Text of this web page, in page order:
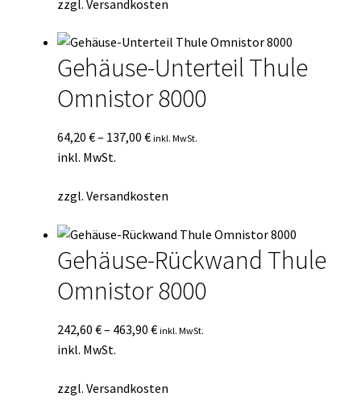
zzgl. Versandkosten
Gehäuse-Unterteil Thule
Omnistor 8000
64,20 €– 137,00 € inkl. MwSt.
inkl. MwSt.
zzgl. Versandkosten
Gehäuse-Rückwand Thule
Omnistor 8000
242,60 €– 463,90 € inkl. MwSt.
inkl. MwSt.
zzgl. Versandkosten